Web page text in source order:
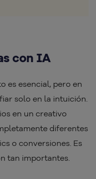
con IA
es esencial, pero en
solo en la intuición.
en un creativo
diferentes
o conversiones. Es
tan importantes.